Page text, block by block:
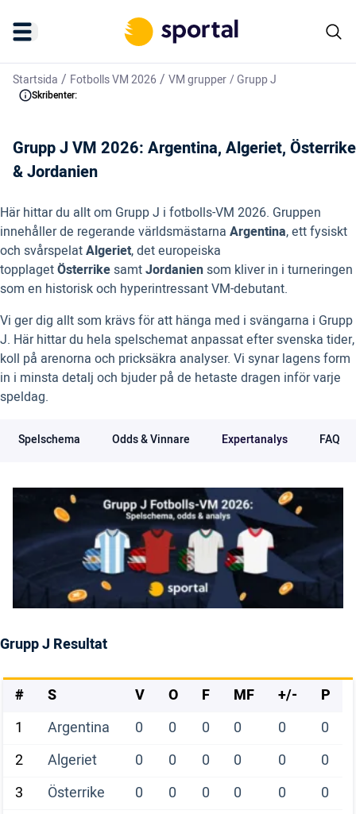
Startsida / Fotbolls VM 2026/ VM grupper/Grupp J
Skribenter:
Grupp J VM 2026: Argentina, Algeriet, Österrike
& Jordanien
Här hittar du allt om Grupp J i fotbolls-VM 2026. Gruppen
innehåller de regerande världsmästarna Argentina, ett fysiskt
och svårspelatAlgeriet, det europeiska
topplagetÖsterrikesamtJordaniensom kliver in i turneringen
som en historisk och hyperintressant VM-debutant.
Vi ger dig allt som krävs för att hänga med i svängarna i Grupp
J. Här hittar du hela spelschemat anpassat efter svenska tider,
koll på arenorna och pricksäkra analyser. Vi synar lagens form
in i minsta detalj och bjuder på de hetaste dragen inför varje
speldag.
Spelschema Odds & Vinnare Expertanalys FAQ
Grupp J Resultat
# S V O F MF +/-
P
1
Argentina 0 0 0 0 0
0
2
Algeriet 0 0 0 0 0
0
3
Österrike 0 0 0 0 0
0